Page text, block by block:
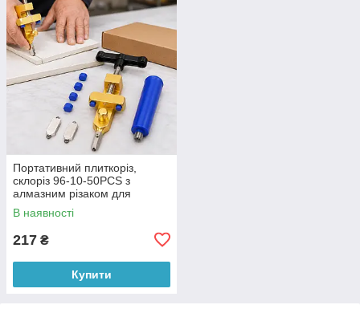
Портативний плиткоріз,
склоріз 96-10-50PCS з
алмазним різаком для
кераміки та скла 2-в-1
(X05/4024)
В наявності
217 ₴
Купити